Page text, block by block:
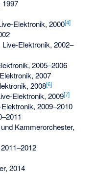
1997
Elektronik, 2000[4]
Live-Elektronik, 2002–
2005–2006
2007
2008[6]
Elektronik, 2009[7]
2009–2010
Kammerorchester,
2014